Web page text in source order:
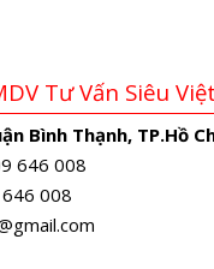
Tư Vấn Siêu Việt
Bình Thạnh, TP.Hồ
646 008
008